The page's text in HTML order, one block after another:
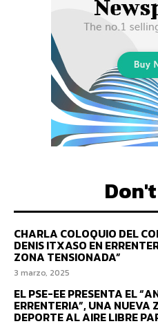
CHARLA COLOQUIO DEL
DENIS ITXASO EN
ZONA TENSIONADA”
3 marzo, 2025
EL PSE-EE PRESENTA EL
ERRENTERIA”, UNA NUEVA
DEPORTE AL AIRE LIBRE